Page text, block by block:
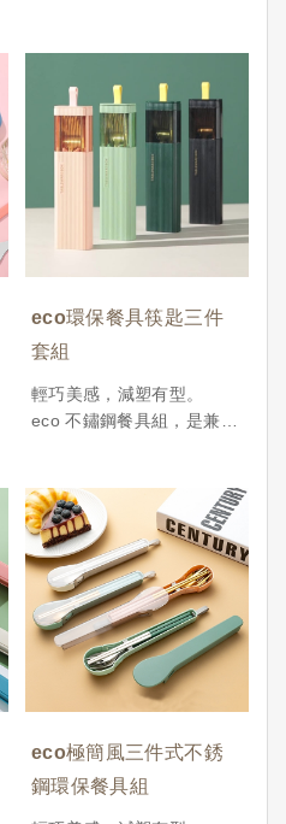
的理想選擇。每組包含湯
匙、叉子、餐刀與收納盒，
適合放入包包隨身攜帶，方
便日常外食或出差旅行使
用。
不論是作為自用的綠色生活
起點，還是作為企業送禮表
現永續理念，都是一份傳遞
用心與責任的好選擇。
產品訂價︱NT.50~100
最低訂購量︱500 pcs
eco環保餐具筷匙三件
套組
輕巧美感，減塑有型。
eco 不鏽鋼餐具組，是兼顧
餐刀與收納盒，適合放入包
包隨身攜帶，方便日常外食
或出差旅行使用。
不論是作為自用的綠色生活
起點，還是作為企業送禮表
現永續理念，都是一份傳遞
用心與責任的好選擇。產品
訂價︱NT.150~200
最低訂購量︱300 pcs
eco極簡風三件式不銹
鋼環保餐具組